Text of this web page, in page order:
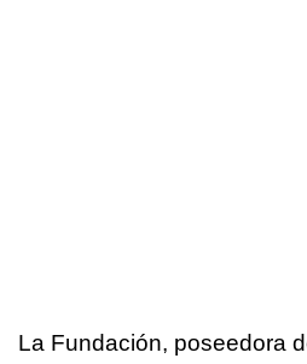
La Fundación, poseedora